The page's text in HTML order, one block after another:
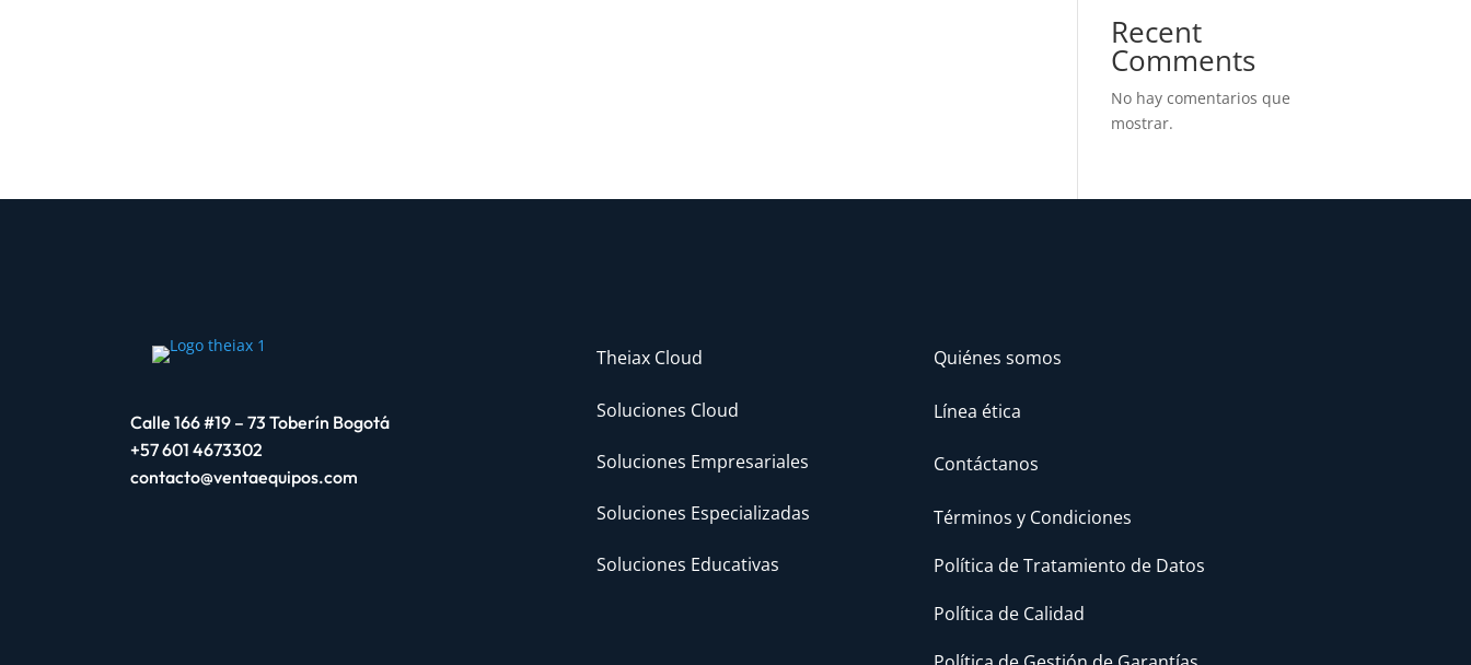
Recent
Comments
No hay comentarios que
mostrar.
Calle 166 #19 – 73 Toberín Bogotá
+57 601 4673302
contacto@ventaequipos.com
Theiax Cloud
Soluciones Cloud
Soluciones Empresariales
Soluciones Especializadas
Soluciones Educativas
Quiénes somos
Línea ética
Contáctanos
Términos y Condiciones
Política de Tratamiento de Datos
Política de Calidad